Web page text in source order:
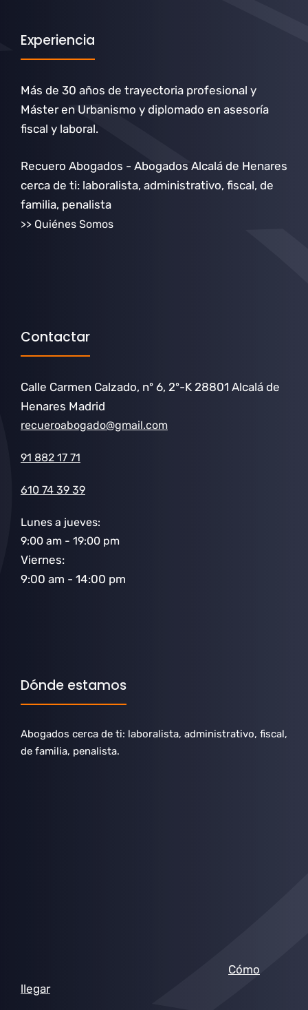
Experiencia
Más de 30 años de trayectoria profesional y
Máster en Urbanismo y diplomado en asesoría
fiscal y laboral.
Recuero Abogados - Abogados Alcalá de Henares
cerca de ti: laboralista, administrativo, fiscal, de
familia, penalista
>> Quiénes Somos
Contactar
Calle Carmen Calzado, nº 6, 2º-K 28801 Alcalá de
Henares Madrid
recueroabogado@gmail.com
91 882 17 71
610 74 39 39
Lunes a jueves:
9:00 am - 19:00 pm
Viernes:
9:00 am - 14:00 pm
Dónde estamos
Abogados cerca de ti: laboralista, administrativo, fiscal,
de familia, penalista.
Cómo
llegar